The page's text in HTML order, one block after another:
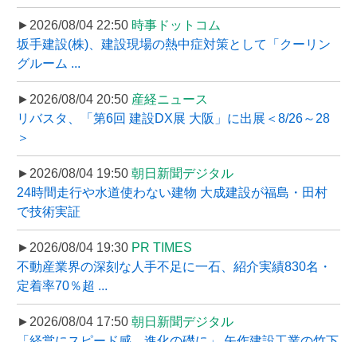
►2026/08/04 22:50 時事ドットコム
坂手建設(株)、建設現場の熱中症対策として「クーリン
グルーム ...
►2026/08/04 20:50 産経ニュース
リバスタ、「第6回 建設DX展 大阪」に出展＜8/26～28
＞
►2026/08/04 19:50 朝日新聞デジタル
24時間走行や水道使わない建物 大成建設が福島・田村
で技術実証
►2026/08/04 19:30 PR TIMES
不動産業界の深刻な人手不足に一石、紹介実績830名・
定着率70％超 ...
►2026/08/04 17:50 朝日新聞デジタル